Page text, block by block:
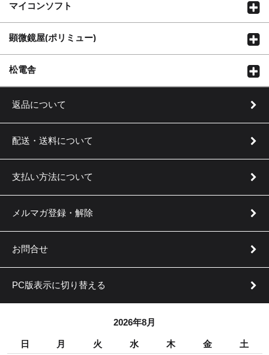
マイコンソフト
顕微鏡屋(ポリミュー)
松電舎
返品について
配送・送料について
支払い方法について
メルマガ登録・解除
お問合せ
PC版表示に切り替える
2026年8月
日 月 火 水 木 金
土